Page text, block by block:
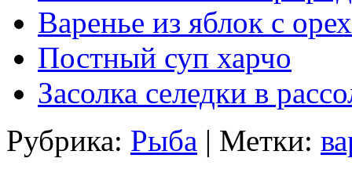
Варенье из яблок с
Постный суп харчо
Засолка селедки в
Рубрика: Рыба | Метки: